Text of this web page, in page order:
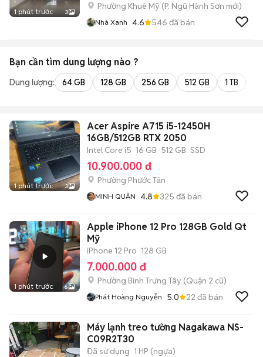
1 phút trước 3
Phường Khuê Mỹ (P. Ngũ Hành Sơn mới)
Nhà Xanh 4.6 546 đã bán
Bạn cần tìm dung lượng nào ?
Dung lượng: 64 GB 128 GB 256 GB 512 GB 1 TB
1 phút trước 3
Acer Aspire A715 i5-12450H
16GB/512GB RTX 2050
Intel Core i5 16 GB 512 GB SSD
10.900.000 đ
Phường Phước Tân
MINH QUÂN 4.8 325 đã bán
1 phút trước 6
Apple iPhone 12 Pro 128GB Gold Qt
Mỹ
iPhone 12 Pro 128 GB
7.000.000 đ
Phường Bình Trưng Tây (Quận 2 cũ)
Phát Hoàng Nguyễn 5.0 22 đã bán
Máy lạnh treo tường Nagakawa NS-
C09R2T30
Đã sử dụng 1 HP (ngựa)